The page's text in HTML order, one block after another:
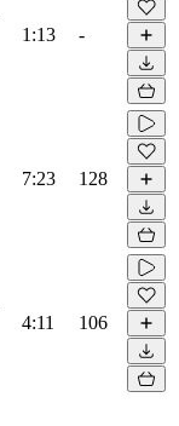
1:13 -
7:23 128
4:11 106